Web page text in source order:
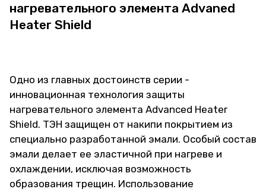
нагревательного элемента Advaned
Heater Shield
Одно из главных достоинств серии -
инновационная технология защиты
нагревательного элемента Advanced Heater
Shield. ТЭН защищен от накипи покрытием из
специально разработанной эмали. Особый состав
эмали делает ее эластичной при нагреве и
охлаждении, исключая возможность
образования трещин. Использование